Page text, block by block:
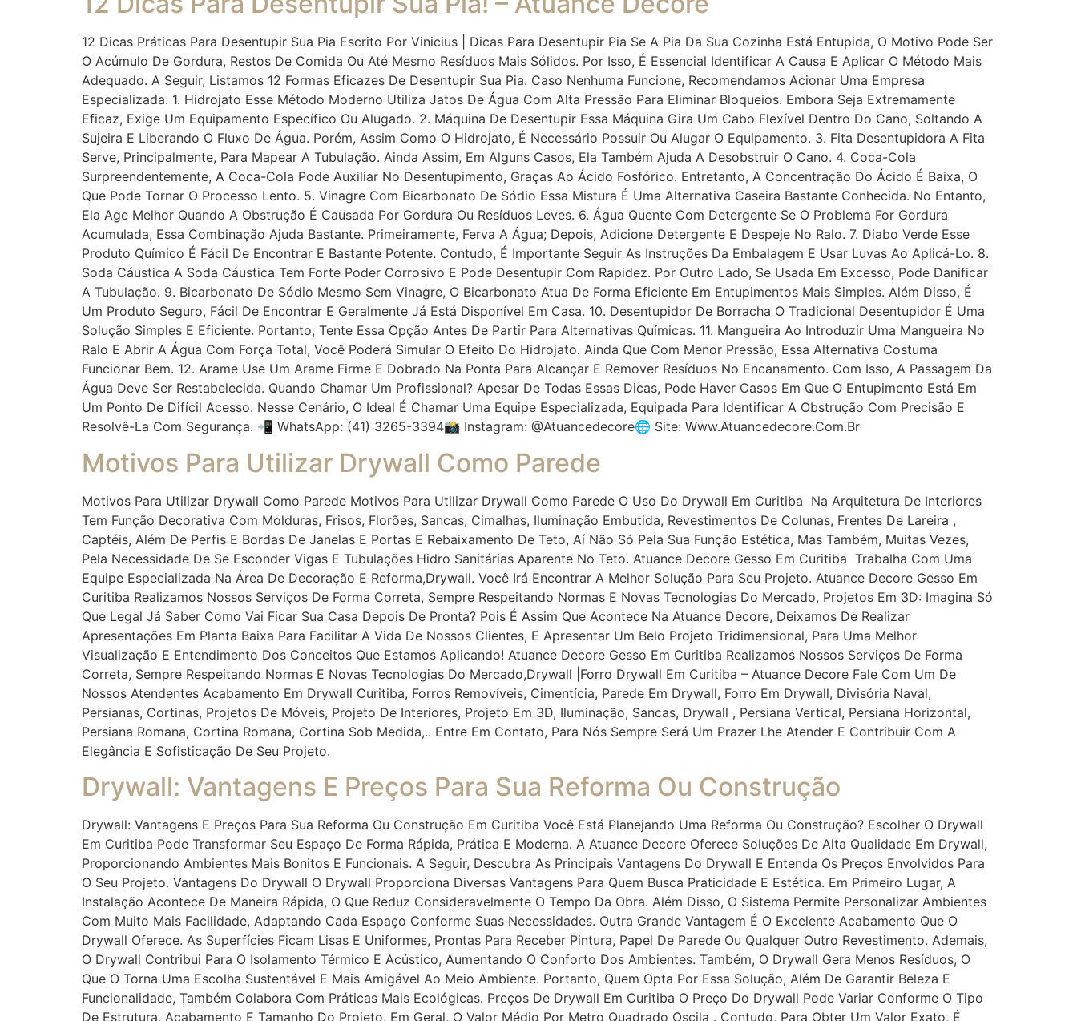
12 Dicas Práticas Para Desentupir Sua Pia Escrito Por Vinicius | Dicas Para Desentupir Pia Se A Pia Da Sua Cozinha Está Entupida, O Motivo Pode Ser
O Acúmulo De Gordura, Restos De Comida Ou Até Mesmo Resíduos Mais Sólidos. Por Isso, É Essencial Identificar A Causa E Aplicar O Método Mais
Adequado. A Seguir, Listamos 12 Formas Eficazes De Desentupir Sua Pia. Caso Nenhuma Funcione, Recomendamos Acionar Uma Empresa
Especializada. 1. Hidrojato Esse Método Moderno Utiliza Jatos De Água Com Alta Pressão Para Eliminar Bloqueios. Embora Seja Extremamente
Eficaz, Exige Um Equipamento Específico Ou Alugado. 2. Máquina De Desentupir Essa Máquina Gira Um Cabo Flexível Dentro Do Cano, Soltando A
Sujeira E Liberando O Fluxo De Água. Porém, Assim Como O Hidrojato, É Necessário Possuir Ou Alugar O Equipamento. 3. Fita Desentupidora A Fita
Serve, Principalmente, Para Mapear A Tubulação. Ainda Assim, Em Alguns Casos, Ela Também Ajuda A Desobstruir O Cano. 4. Coca-Cola
Surpreendentemente, A Coca-Cola Pode Auxiliar No Desentupimento, Graças Ao Ácido Fosfórico. Entretanto, A Concentração Do Ácido É Baixa, O
Que Pode Tornar O Processo Lento. 5. Vinagre Com Bicarbonato De Sódio Essa Mistura É Uma Alternativa Caseira Bastante Conhecida. No Entanto,
Ela Age Melhor Quando A Obstrução É Causada Por Gordura Ou Resíduos Leves. 6. Água Quente Com Detergente Se O Problema For Gordura
Acumulada, Essa Combinação Ajuda Bastante. Primeiramente, Ferva A Água; Depois, Adicione Detergente E Despeje No Ralo. 7. Diabo Verde Esse
Produto Químico É Fácil De Encontrar E Bastante Potente. Contudo, É Importante Seguir As Instruções Da Embalagem E Usar Luvas Ao Aplicá-Lo. 8.
Soda Cáustica A Soda Cáustica Tem Forte Poder Corrosivo E Pode Desentupir Com Rapidez. Por Outro Lado, Se Usada Em Excesso, Pode Danificar
A Tubulação. 9. Bicarbonato De Sódio Mesmo Sem Vinagre, O Bicarbonato Atua De Forma Eficiente Em Entupimentos Mais Simples. Além Disso, É
Um Produto Seguro, Fácil De Encontrar E Geralmente Já Está Disponível Em Casa. 10. Desentupidor De Borracha O Tradicional Desentupidor É Uma
Solução Simples E Eficiente. Portanto, Tente Essa Opção Antes De Partir Para Alternativas Químicas. 11. Mangueira Ao Introduzir Uma Mangueira No
Ralo E Abrir A Água Com Força Total, Você Poderá Simular O Efeito Do Hidrojato. Ainda Que Com Menor Pressão, Essa Alternativa Costuma
Funcionar Bem. 12. Arame Use Um Arame Firme E Dobrado Na Ponta Para Alcançar E Remover Resíduos No Encanamento. Com Isso, A Passagem Da
Água Deve Ser Restabelecida. Quando Chamar Um Profissional? Apesar De Todas Essas Dicas, Pode Haver Casos Em Que O Entupimento Está Em
Um Ponto De Difícil Acesso. Nesse Cenário, O Ideal É Chamar Uma Equipe Especializada, Equipada Para Identificar A Obstrução Com Precisão E
Resolvê-La Com Segurança. 📲 WhatsApp: (41) 3265-3394📸 Instagram: @atuancedecore🌐 Site: Www.atuancedecore.com.br
Motivos Para Utilizar Drywall Como Parede
Motivos Para Utilizar Drywall Como Parede Motivos Para Utilizar Drywall Como Parede O Uso Do Drywall Em Curitiba Na Arquitetura De Interiores
Tem Função Decorativa Com Molduras, Frisos, Florões, Sancas, Cimalhas, Iluminação Embutida, Revestimentos De Colunas, Frentes De Lareira ,
Captéis, Além De Perfis E Bordas De Janelas E Portas E Rebaixamento De Teto, Aí Não Só Pela Sua Função Estética, Mas Também, Muitas Vezes,
Pela Necessidade De Se Esconder Vigas E Tubulações Hidro Sanitárias Aparente No Teto. Atuance Decore Gesso Em Curitiba Trabalha Com Uma
Equipe Especializada Na Área De Decoração E Reforma,drywall. Você Irá Encontrar A Melhor Solução Para Seu Projeto. Atuance Decore Gesso Em
Curitiba Realizamos Nossos Serviços De Forma Correta, Sempre Respeitando Normas E Novas Tecnologias Do Mercado, Projetos Em 3D: Imagina Só
Que Legal Já Saber Como Vai Ficar Sua Casa Depois De Pronta? Pois É Assim Que Acontece Na Atuance Decore, Deixamos De Realizar
Apresentações Em Planta Baixa Para Facilitar A Vida De Nossos Clientes, E Apresentar Um Belo Projeto Tridimensional, Para Uma Melhor
Visualização E Entendimento Dos Conceitos Que Estamos Aplicando! Atuance Decore Gesso Em Curitiba Realizamos Nossos Serviços De Forma
Correta, Sempre Respeitando Normas E Novas Tecnologias Do Mercado,drywall |Forro Drywall Em Curitiba – Atuance Decore Fale Com Um De
Nossos Atendentes Acabamento Em Drywall Curitiba, Forros Removíveis, Cimentícia, Parede Em Drywall, Forro Em Drywall, Divisória Naval,
Persianas, Cortinas, Projetos De Móveis, Projeto De Interiores, Projeto Em 3D, Iluminação, Sancas, Drywall , Persiana Vertical, Persiana Horizontal,
Persiana Romana, Cortina Romana, Cortina Sob Medida,.. Entre Em Contato, Para Nós Sempre Será Um Prazer Lhe Atender E Contribuir Com A
Elegância E Sofisticação De Seu Projeto.
Drywall: Vantagens E Preços Para Sua Reforma Ou Construção
Drywall: Vantagens E Preços Para Sua Reforma Ou Construção Em Curitiba Você Está Planejando Uma Reforma Ou Construção? Escolher O Drywall
Em Curitiba Pode Transformar Seu Espaço De Forma Rápida, Prática E Moderna. A Atuance Decore Oferece Soluções De Alta Qualidade Em Drywall,
Proporcionando Ambientes Mais Bonitos E Funcionais. A Seguir, Descubra As Principais Vantagens Do Drywall E Entenda Os Preços Envolvidos Para
O Seu Projeto. Vantagens Do Drywall O Drywall Proporciona Diversas Vantagens Para Quem Busca Praticidade E Estética. Em Primeiro Lugar, A
Instalação Acontece De Maneira Rápida, O Que Reduz Consideravelmente O Tempo Da Obra. Além Disso, O Sistema Permite Personalizar Ambientes
Com Muito Mais Facilidade, Adaptando Cada Espaço Conforme Suas Necessidades. Outra Grande Vantagem É O Excelente Acabamento Que O
Drywall Oferece. As Superfícies Ficam Lisas E Uniformes, Prontas Para Receber Pintura, Papel De Parede Ou Qualquer Outro Revestimento. Ademais,
O Drywall Contribui Para O Isolamento Térmico E Acústico, Aumentando O Conforto Dos Ambientes. Também, O Drywall Gera Menos Resíduos, O
Que O Torna Uma Escolha Sustentável E Mais Amigável Ao Meio Ambiente. Portanto, Quem Opta Por Essa Solução, Além De Garantir Beleza E
Funcionalidade, Também Colabora Com Práticas Mais Ecológicas. Preços De Drywall Em Curitiba O Preço Do Drywall Pode Variar Conforme O Tipo
De Estrutura, Acabamento E Tamanho Do Projeto. Em Geral, O Valor Médio Por Metro Quadrado Oscila . Contudo, Para Obter Um Valor Exato, É